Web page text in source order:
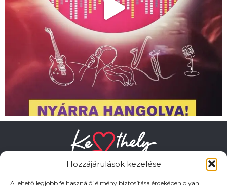
Hozzájárulások kezelése
A lehető legjobb felhasználói élmény biztosítása érdekében olyan